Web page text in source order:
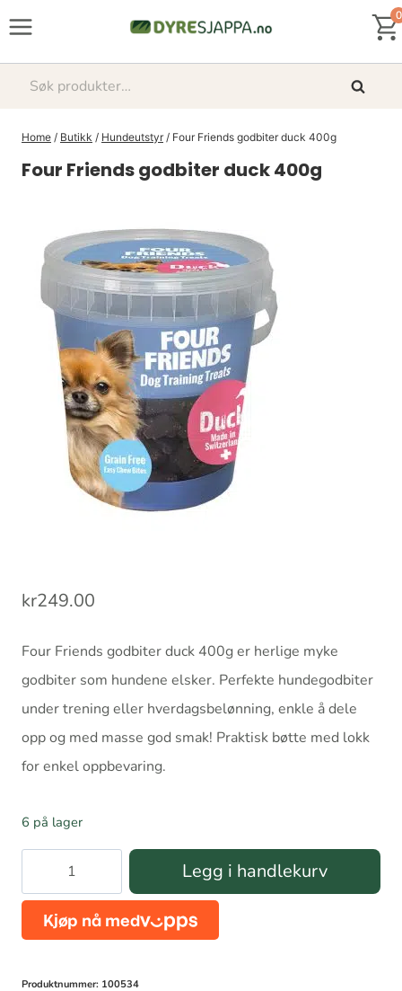
0
Søk
Søk
Home / Butikk / Hundeutstyr / Four Friends godbiter duck 400g
Four Friends godbiter duck 400g
kr249.00
Four Friends godbiter duck 400g er herlige myke
godbiter som hundene elsker. Perfekte hundegodbiter
under trening eller hverdagsbelønning, enkle å dele
opp og med masse god smak! Praktisk bøtte med lokk
for enkel oppbevaring.
6 på lager
Friends
godbiter
400g
Legg i handlekurv
Produktnummer: 100534